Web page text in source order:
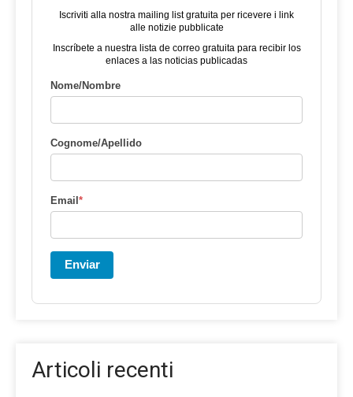
Iscriviti alla nostra mailing list gratuita per ricevere i link
alle notizie pubblicate
Inscríbete a nuestra lista de correo gratuita para recibir los
enlaces a las noticias publicadas
Nome/Nombre
Cognome/Apellido
Email*
Enviar
Articoli recenti